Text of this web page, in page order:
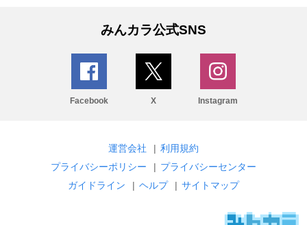
みんカラ公式SNS
Facebook X Instagram
運営会社 | 利用規約
プライバシーポリシー
| プライバシーセンター
ガイドライン
| ヘルプ | サイトマップ